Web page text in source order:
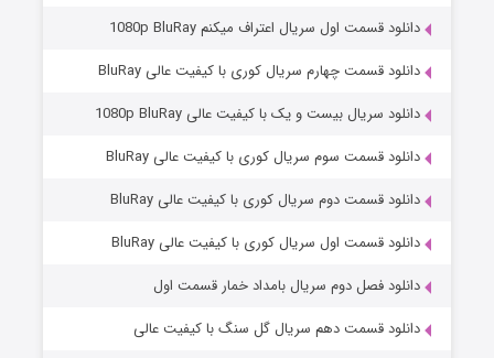
وستی ها
قسمت۱ (زیرنویس) منتشر شد
دانلود قسمت اول سریال اعتراف میکنم 1080p BluRay
دانلود قسمت چهارم سریال کوری با کیفیت عالی BluRay
دانلود سریال بیست و یک با کیفیت عالی 1080p BluRay
دانلود قسمت سوم سریال کوری با کیفیت عالی BluRay
دانلود قسمت دوم سریال کوری با کیفیت عالی BluRay
دانلود قسمت اول سریال کوری با کیفیت عالی BluRay
دانلود فصل دوم سریال بامداد خمار قسمت اول
دانلود قسمت دهم سریال گل سنگ با کیفیت عالی